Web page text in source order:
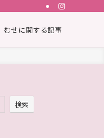
むせに関する記事
検索